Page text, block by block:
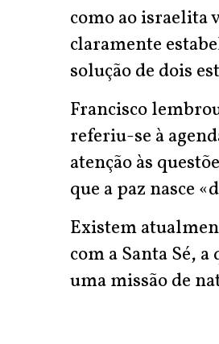
como ao israelita
claramente
solução de dois
Francisco
referiu-se à
atenção às
que a paz nasce
Existem
com a Santa Sé,
uma missão de